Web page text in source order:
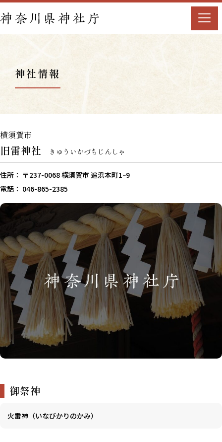
神社情報
横須賀市
旧雷神社 きゅういかづちじんしゃ
住所： 〒237-0068 横須賀市 追浜本町1ｰ9
電話： 046-865-2385
御祭神
火雷神（いなびかりのかみ）